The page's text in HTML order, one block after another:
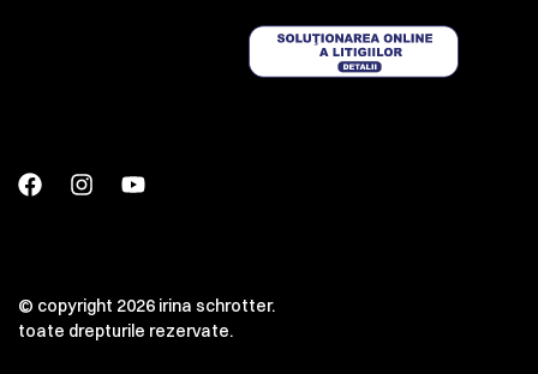
© copyright 2026 irina schrotter.
toate drepturile rezervate.